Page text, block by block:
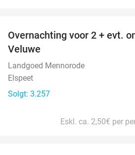
Overnachting voor 2 + evt.
Veluwe
Landgoed Mennorode
Elspeet
Solgt: 3.257
Eskl. ca. 2,50€ per